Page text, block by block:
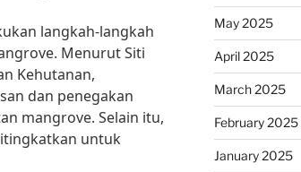
langkah-langkah
Menurut Siti
Kehutanan,
dan penegakan
mangrove. Selain itu,
untuk
May 2025
April 2025
March 2025
February 2025
January 2025